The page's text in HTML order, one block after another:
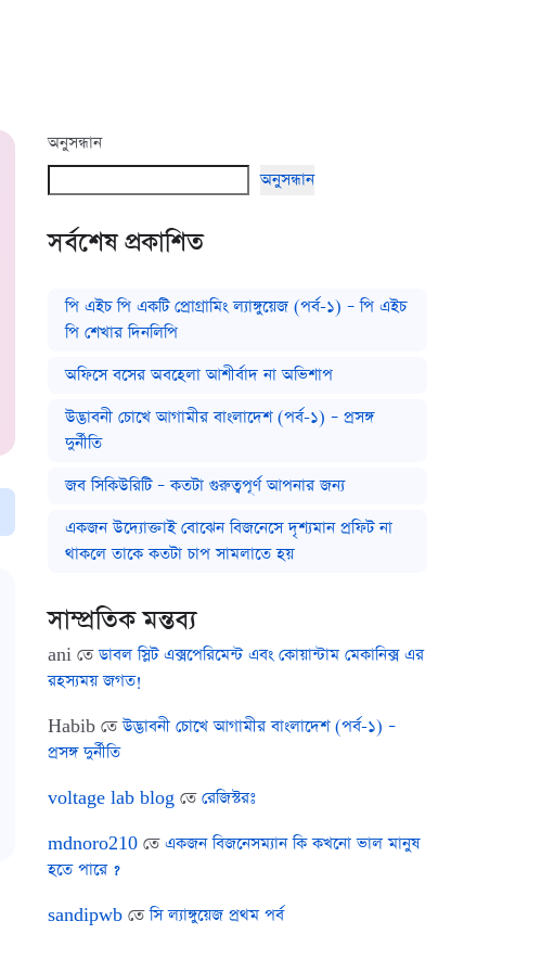
অনুসন্ধান
অনুসন্ধান
সর্বশেষ প্রকাশিত
পি এইচ পি একটি প্রোগ্রামিং ল্যাঙ্গুয়েজ (পর্ব-১) – পি এইচ
পি শেখার দিনলিপি
অফিসে বসের অবহেলা আশীর্বাদ না অভিশাপ
উদ্ভাবনী চোখে আগামীর বাংলাদেশ (পর্ব-১) – প্রসঙ্গ
দুর্নীতি
জব সিকিউরিটি – কতটা গুরুত্বপূর্ণ আপনার জন্য
একজন উদ্যোক্তাই বোঝেন বিজনেসে দৃশ্যমান প্রফিট না
থাকলে তাকে কতটা চাপ সামলাতে হয়
সাম্প্রতিক মন্তব্য
ani তেডাবল স্লিট এক্সপেরিমেন্ট এবং কোয়ান্টাম মেকানিক্স এর
রহস্যময় জগত!
Habib তেউদ্ভাবনী চোখে আগামীর বাংলাদেশ (পর্ব-১) –
প্রসঙ্গ দুর্নীতি
voltage lab blog তেরেজিস্টরঃ
mdnoro210 তেএকজন বিজনেসম্যান কি কখনো ভাল মানুষ
হতে পারে ?
sandipwb তেসি ল্যাঙ্গুয়েজ প্রথম পর্ব